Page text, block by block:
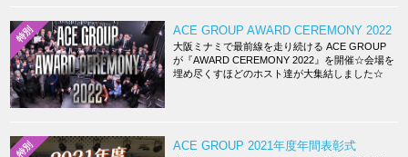
特別 ACE GROUP AWARD CEREMONY 2022
大阪ミナミで最前線を走り続ける ACE GROUP
が『AWARD CEREMONY 2022』を開催☆会場を
埋め尽くすほどのホスト達が大集結しました☆
特別 ACE GROUP 2021年度年間表彰式